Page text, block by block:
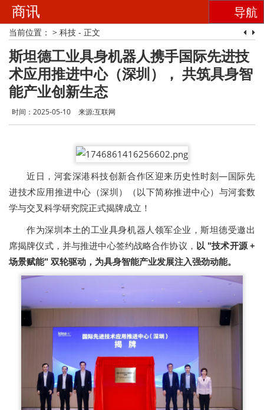
商讯 导航
当前位置： > 科技 - 正文
斯坦德工业具身机器人携手国际先进技
术应用推进中心（深圳）， 共筑具身智
能产业创新生态
时间：2025-05-10 来源:互联网
近日，河套深港科技创新合作区迎来历史性时刻—国际先
进技术应用推进中心（深圳）（以下简称推进中心）与河套数
学与交叉科学研究院正式揭牌成立！
作为深圳本土的工业具身机器人领军企业，斯坦德受邀出
席揭牌仪式，并与推进中心签约战略合作协议， 以 "技术开源 +
场景赋能" 双轮驱动，为具身智能产业发展注入强劲动能。